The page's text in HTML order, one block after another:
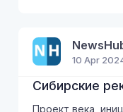
10 Apr
Сибирские
Проект века,